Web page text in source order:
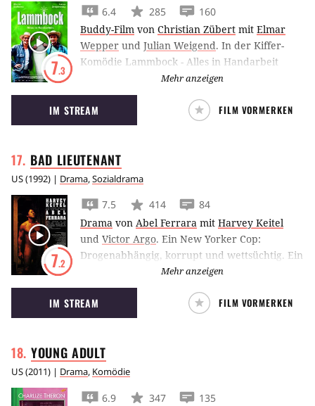
7.3
6.4 285
160
Buddy-Film von Christian Zübert mit Elmar
Wepper und Julian Weigend. In der Kiffer-
Komödie Lammbock - Alles in Handarbeit
bringen Moritz Bleibtreu und Lukas
Gregorowicz mit ihrem Lieferdienst nicht nur
Pizza, sondern auch Cannabis an die Kunden.
Mehr anzeigen
IM STREAM FILM VORMERKEN
BAD LIEUTENANT
US(1992) | Drama,Sozialdrama
7.2
7.5 414
84
Drama von Abel Ferrara mit Harvey Keitel
und Victor Argo. Ein New Yorker Cop:
Drogenabhängig, korrupt und wettsüchtig. Ein
Wrack. Als eine Nonne von zwei Jungen
vergewaltigt wird, werden von der Mafia
50.000 Dollar Belohnung ausgesetzt. Die letzte
Chance, sein kaputtes Leben wieder unter
Mehr anzeigen
IM STREAM FILM VORMERKEN
YOUNGADULT
US(2011) | Drama, Komödie
6.9 347
135